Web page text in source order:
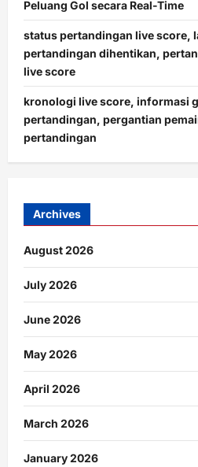
Peluang Gol secara Real-Time
status pertandingan live score,
pertandingan dihentikan,
live score
kronologi live score, informasi
pertandingan, pergantian
pertandingan
Archives
August 2026
July 2026
June 2026
May 2026
April 2026
March 2026
January 2026